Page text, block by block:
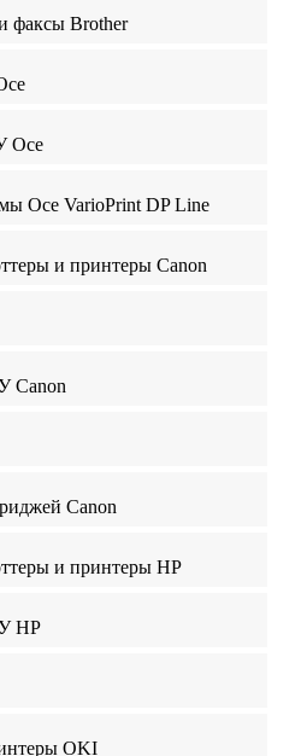
Brother
Oce
Oce VarioPrint DP Line
и принтеры Canon
Canon
Canon
и принтеры HP
HP
OKI